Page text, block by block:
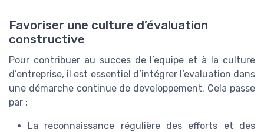
Favoriser une culture d’évaluation
constructive
Pour contribuer au succes de l’equipe et à la culture
d’entreprise, il est essentiel d’intégrer l’evaluation dans
une démarche continue de developpement. Cela passe
par :
La reconnaissance régulière des efforts et des